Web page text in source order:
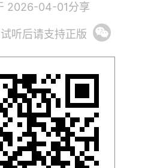
2026-04-01分享
听后请支持正版